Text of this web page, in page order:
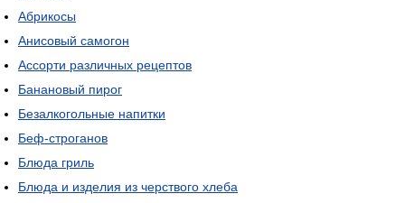
Абрикосы
Анисовый самогон
Ассорти различных рецептов
Банановый пирог
Безалкогольные напитки
Беф-строганов
Блюда гриль
Блюда и изделия из черствого хлеба